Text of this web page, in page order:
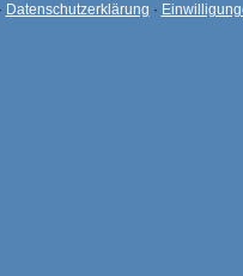
Datenschutzerklärung ·